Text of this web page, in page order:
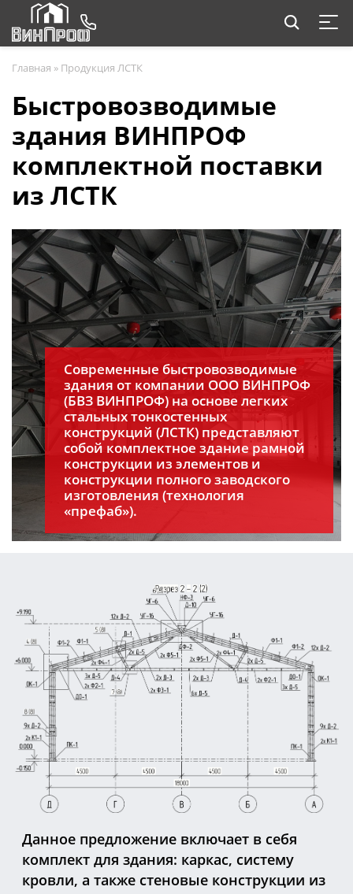
Главная » Продукция ЛСТК
Быстровозводимые
здания ВИНПРОФ
комплектной поставки
из ЛСТК
Современные быстровозводимые
здания от компании ООО ВИНПРОФ
(БВЗ ВИНПРОФ) на основе легких
стальных тонкостенных
конструкций (ЛСТК) представляют
собой комплектное здание рамной
конструкции из элементов и
конструкции полного заводского
изготовления (технология
«префаб»).
Данное предложение включает в себя
комплект для здания: каркас, систему
кровли, а также стеновые конструкции из